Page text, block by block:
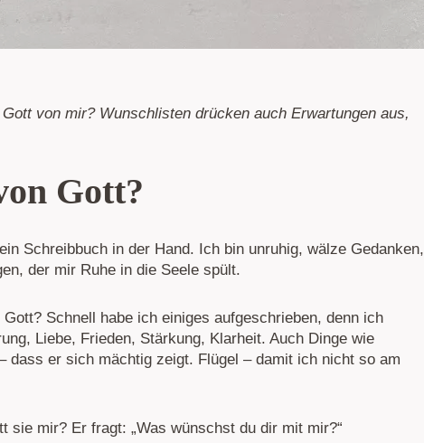
von mir? Wunschlisten drücken auch Erwartungen aus,
Gott?
Schreibbuch in der Hand. Ich bin unruhig, wälze Gedanken,
der mir Ruhe in die Seele spült.
Schnell habe ich einiges aufgeschrieben, denn ich
Liebe, Frieden, Stärkung, Klarheit. Auch Dinge wie
dass er sich mächtig zeigt. Flügel – damit ich nicht so am
mir? Er fragt: „Was wünschst du dir mit mir?“